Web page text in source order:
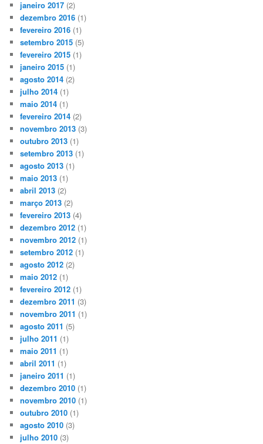
janeiro 2017 (2)
dezembro 2016 (1)
fevereiro 2016 (1)
setembro 2015 (5)
fevereiro 2015 (1)
janeiro 2015 (1)
agosto 2014 (2)
julho 2014 (1)
maio 2014 (1)
fevereiro 2014 (2)
novembro 2013 (3)
outubro 2013 (1)
setembro 2013 (1)
agosto 2013 (1)
maio 2013 (1)
abril 2013 (2)
março 2013 (2)
fevereiro 2013 (4)
dezembro 2012 (1)
novembro 2012 (1)
setembro 2012 (1)
agosto 2012 (2)
maio 2012 (1)
fevereiro 2012 (1)
dezembro 2011 (3)
novembro 2011 (1)
agosto 2011 (5)
julho 2011 (1)
maio 2011 (1)
abril 2011 (1)
janeiro 2011 (1)
dezembro 2010 (1)
novembro 2010 (1)
outubro 2010 (1)
agosto 2010 (3)
julho 2010 (3)